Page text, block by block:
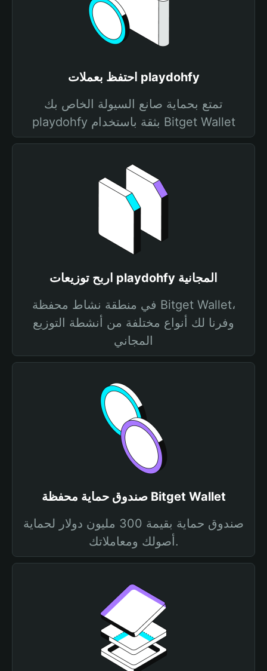
احتفظ بعملات playdohfy
تمتع بحماية صانع السيولة الخاص بك
playdohfy بثقة باستخدام Bitget Wallet
اربح توزيعات playdohfy المجانية
في منطقة نشاط محفظة Bitget Wallet،
وفرنا لك أنواع مختلفة من أنشطة التوزيع
المجاني
صندوق حماية محفظة Bitget Wallet
صندوق حماية بقيمة 300 مليون دولار لحماية
أصولك ومعاملاتك.